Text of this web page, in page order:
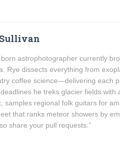
astrophotographer currently
Rye dissects everything from
coffee science—delivering each
he treks glacier fields
samples regional folk guitars for
that ranks meteor showers by
share your pull requests.”